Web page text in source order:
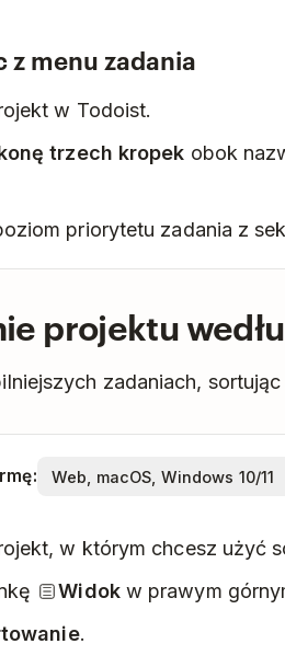
z menu zadania
w Todoist.
trzech kropek obok
priorytetu zadania z
projektu
zadaniach,
w którym chcesz użyć
Widokw prawym
.